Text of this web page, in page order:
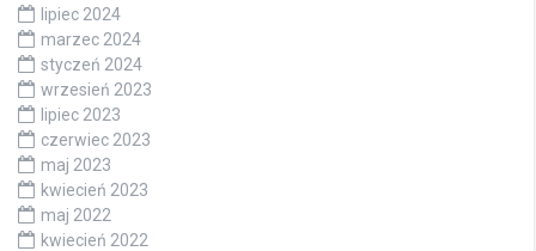
lipiec 2024
marzec 2024
styczeń 2024
wrzesień 2023
lipiec 2023
czerwiec 2023
maj 2023
kwiecień 2023
maj 2022
kwiecień 2022